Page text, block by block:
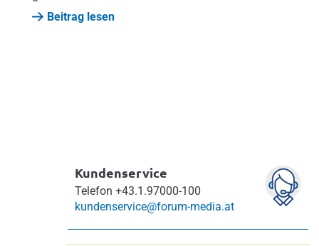
Beitrag lesen
Kundenservice
Telefon +43.1.97000-100
kundenservice@forum-media.at